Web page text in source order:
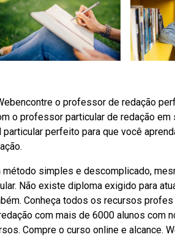
o professor de redação
o professor particular de redação
perfeito para que você
simples e descomplicado,
Não existe diploma exigido para
Conheça todos os recursos
com mais de 6000 alunos com
Compre o curso online e alcance.